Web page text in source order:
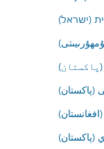
(ישראל)
(پاکستان)
(پاکستان)